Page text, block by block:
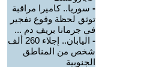
- سوريا.. كاميرا مراقبة
توثق لحظة وقوع تفجير
في جرمانا بريف دم ...
-
اليابان.. إجلاء 260 ألف
شخص من المناطق
الجنوبية